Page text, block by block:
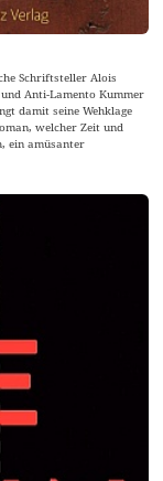
Schriftsteller Alois
Anti-Lamento Kummer
damit seine Wehklage
welcher Zeit und
ein amüsanter